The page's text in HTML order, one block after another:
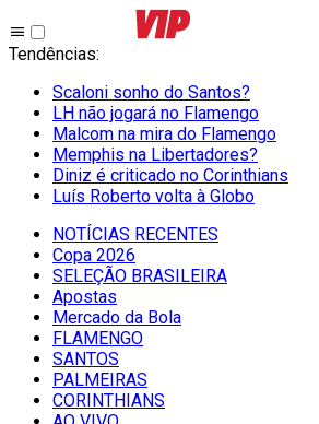
Tendências:
Scaloni sonho do Santos?
LH não jogará no Flamengo
Malcom na mira do Flamengo
Memphis na Libertadores?
Diniz é criticado no Corinthians
Luís Roberto volta à Globo
NOTÍCIAS RECENTES
Copa 2026
SELEÇÃO BRASILEIRA
Apostas
Mercado da Bola
FLAMENGO
SANTOS
PALMEIRAS
CORINTHIANS